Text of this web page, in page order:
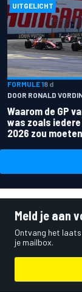
UITGELICHT
FORMULE 18 d
DOOR RONALD
Waarom de GP
was zoals
2026 zou
Meld je aan
Ontvang het
je mailbox.